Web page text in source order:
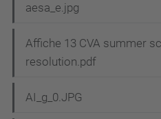
aesa_e.jpg
Affiche 13 CVA summer
resolution.pdf
AI_g_0.JPG